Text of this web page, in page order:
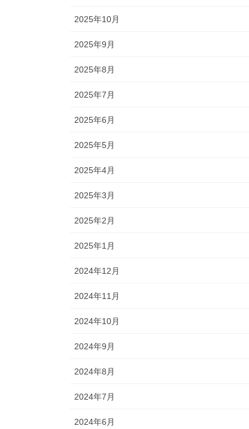
2025年10月
2025年9月
2025年8月
2025年7月
2025年6月
2025年5月
2025年4月
2025年3月
2025年2月
2025年1月
2024年12月
2024年11月
2024年10月
2024年9月
2024年8月
2024年7月
2024年6月